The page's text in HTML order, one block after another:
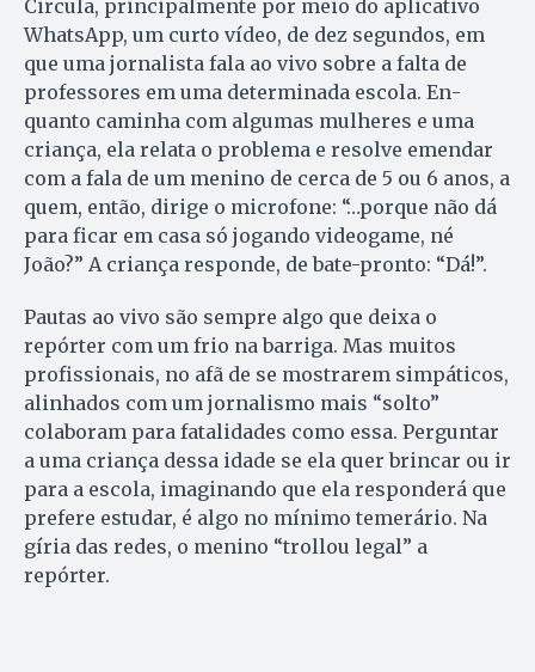
Circula, principalmente por meio do aplicativo
WhatsApp, um curto vídeo, de dez segundos, em
que uma jornalista fala ao vivo sobre a falta de
professores em uma determinada escola. En­
quanto caminha com algumas mulheres e uma
criança, ela relata o problema e resolve emendar
com a fala de um menino de cerca de 5 ou 6 anos, a
quem, então, dirige o microfone: “…porque não dá
para ficar em casa só jogando videogame, né
João?” A criança responde, de bate-pronto: “Dá!”.
Pautas ao vivo são sempre algo que deixa o
repórter com um frio na barriga. Mas muitos
profissionais, no afã de se mostrarem simpáticos,
alinhados com um jornalismo mais “solto”
colaboram para fatalidades como essa. Per­guntar
a uma criança dessa idade se ela quer brincar ou ir
para a escola, imaginando que ela responderá que
prefere estudar, é algo no mínimo temerário. Na
gíria das redes, o menino “trollou legal” a
repórter.